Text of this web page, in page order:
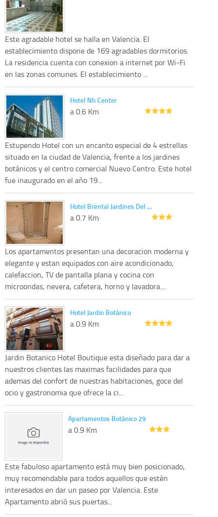
Este agradable hotel se halla en Valencia. El
establecimiento dispone de 169 agradables dormitorios.
La residencia cuenta con conexion a internet por Wi-Fi
en las zonas comunes. El establecimiento ...
Hotel Nh Center
a 0.6 Km
Estupendo Hotel con un encanto especial de 4 estrellas
situado en la ciudad de Valencia, frente a los jardines
botánicos y el centro comercial Nuevo Centro. Este hotel
fue inaugurado en el año 19...
Hotel Brental Jardines Del …
a 0.7 Km
Los apartamentos presentan una decoracion moderna y
elegante y estan equipados con aire acondicionado,
calefaccion, TV de pantalla plana y cocina con
microondas, nevera, cafetera, horno y lavadora....
Hotel Jardin Botánico
a 0.9 Km
Jardin Botanico Hotel Boutique esta diseñado para dar a
nuestros clientes las maximas facilidades para que
ademas del confort de nuestras habitaciones, goce del
ocio y gastronomia que ofrece la ci...
Apartamentos Botánico 29
a 0.9 Km
Este fabuloso apartamento está muy bien posicionado,
muy recomendable para todos aquellos que estén
interesados en dar un paseo por Valencia. Este
Apartamento abrió sus puertas...